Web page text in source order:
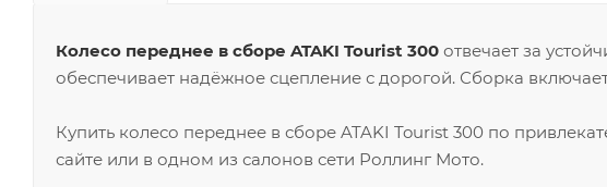
Колесо переднее в сборе ATAKI Tourist 300 отвечает за
обеспечивает надёжное сцепление с дорогой. Сборка
Купить колесо переднее в сборе ATAKI Tourist 300 по
сайте или в одном из салонов сети Роллинг Мото.